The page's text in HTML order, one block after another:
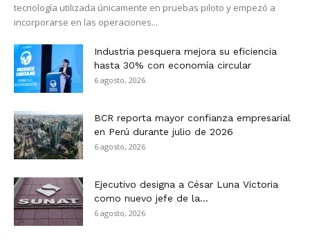
tecnología utilizada únicamente en pruebas piloto y empezó a
incorporarse en las operaciones...
Industria pesquera mejora su eficiencia
hasta 30% con economía circular
6 agosto, 2026
BCR reporta mayor confianza empresarial
en Perú durante julio de 2026
6 agosto, 2026
Ejecutivo designa a César Luna Victoria
como nuevo jefe de la...
6 agosto, 2026